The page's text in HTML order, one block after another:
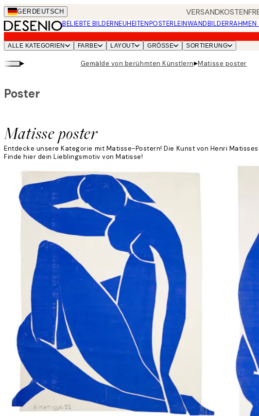
Skip
to
main
content.
GER DEUTSCH
BELIEBTE BILDERNEUHEITENPOSTERLEINWANDBILDERRAHMEN
ALLE KATEGORIEN FARBE LAYOUT GRÖSSE SORTIERUNG
▸ Gemälde von berühmten Künstlern▸Matisse poster
Matisse poster
Poster
Entdecke unsere Kategorie mit Matisse-Postern! Die Kunst von Henri
Finde hier dein Lieblingsmotiv von Matisse!